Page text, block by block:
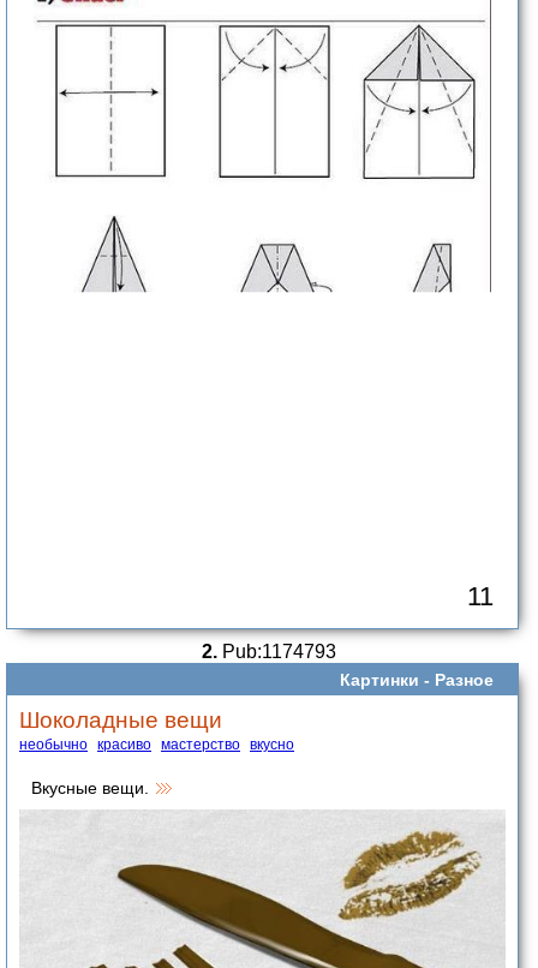
11
2. Pub:1174793
Картинки - Разное
Шоколадные вещи
необычно красиво мастерство вкусно
Вкусные вещи.